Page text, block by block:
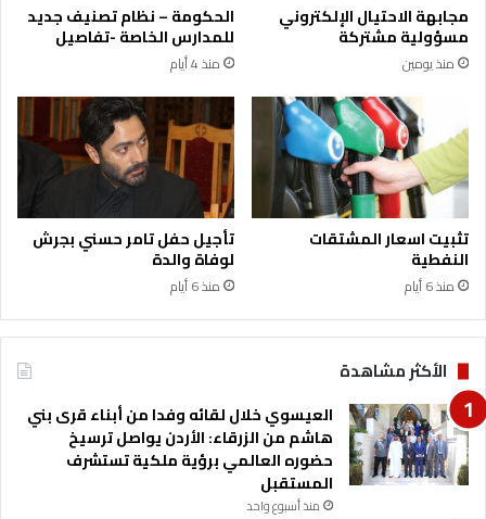
مجابهة الاحتيال الإلكتروني
مسؤولية مشتركة
منذ يومين
الحكومة – نظام تصنيف جديد
للمدارس الخاصة -تفاصيل
منذ 4 أيام
تثبيت اسعار المشتقات
النفطية
منذ 6 أيام
تأجيل حفل تامر حسني بجرش
لوفاة والدة
منذ 6 أيام
الأكثر مشاهدة
العيسوي خلال لقائه وفدا من أبناء قرى بني
هاشم من الزرقاء: الأردن يواصل ترسيخ
حضوره العالمي برؤية ملكية تستشرف
المستقبل
منذ أسبوع واحد